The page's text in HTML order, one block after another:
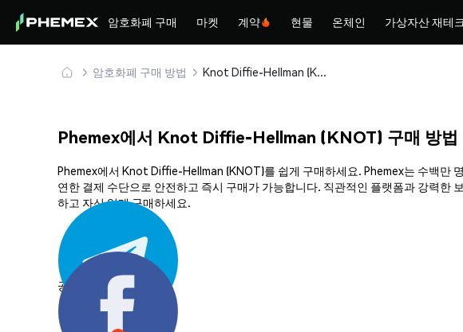
암호화폐 구매 마켓 계약 현물 온체인 가상자산 재테크
암호화폐 구매 방법 Knot Diffie-Hellman (KNOT) 안전하게 구매 및 보관
Phemex에서 Knot Diffie-Hellman (KNOT) 구매 방법
Phemex에서 Knot Diffie-Hellman (KNOT)를 쉽게 구매하세요. Phemex는 수백만
연한 결제 수단으로 안전하고 즉시 구매가 가능합니다. 직관적인 플랫폼과 강력
하고 자신 있게 구매하세요.
공유하기: